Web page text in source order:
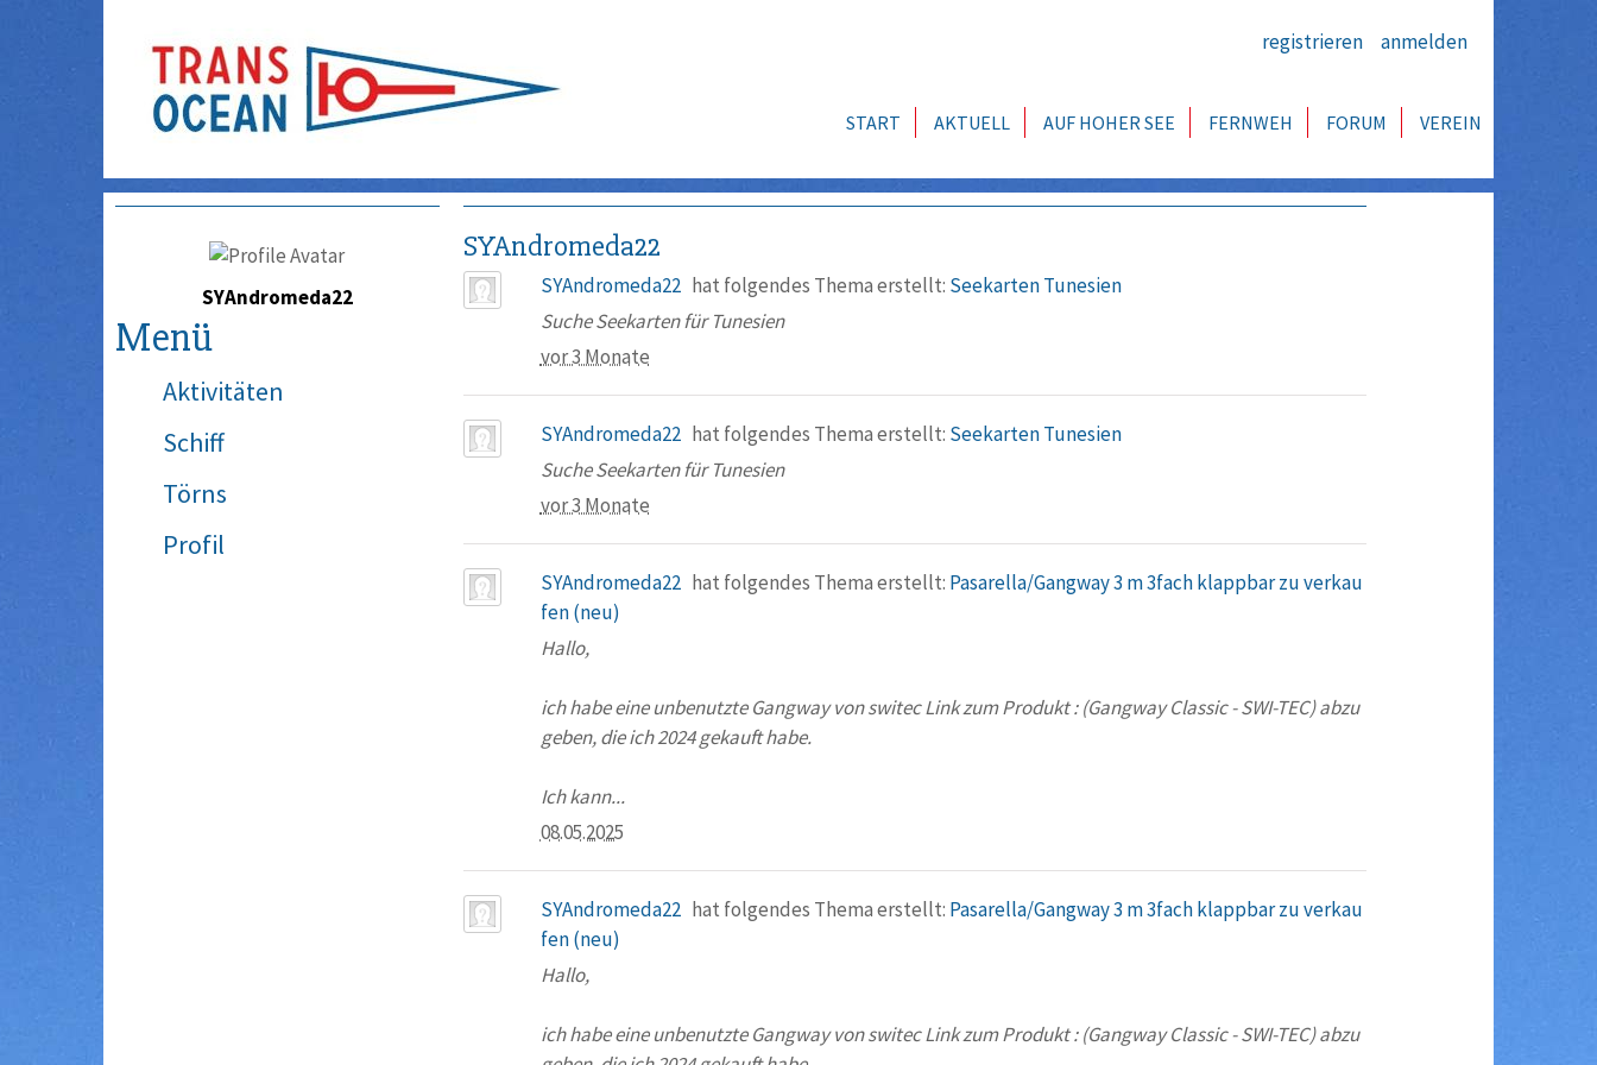
registrieren anmelden
START AKTUELL AUF HOHER SEE FERNWEH FORUM VEREIN
SYAndromeda22
Menü
Aktivitäten
Schiff
Törns
Profil
SYAndromeda22
SYAndromeda22 hat folgendes Thema erstellt: Seekarten Tunesien
Suche Seekarten für Tunesien
vor 3 Monate
SYAndromeda22 hat folgendes Thema erstellt: Seekarten Tunesien
Suche Seekarten für Tunesien
vor 3 Monate
SYAndromeda22 hat folgendes Thema erstellt: Pasarella/Gangway 3 m 3fach klappbar zu verkau
fen (neu)
Hallo,
ich habe eine unbenutzte Gangway von switec Link zum Produkt : (Gangway Classic - SWI-TEC) abzu
geben, die ich 2024 gekauft habe.
Ich kann...
08.05.2025
SYAndromeda22 hat folgendes Thema erstellt: Pasarella/Gangway 3 m 3fach klappbar zu verkau
fen (neu)
Hallo,
ich habe eine unbenutzte Gangway von switec Link zum Produkt : (Gangway Classic - SWI-TEC) abzu